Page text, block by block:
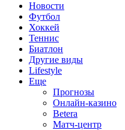
Новости
Футбол
Хоккей
Теннис
Биатлон
Другие виды
Lifestyle
Еще
Прогнозы
Онлайн-казино
Betera
Матч-центр